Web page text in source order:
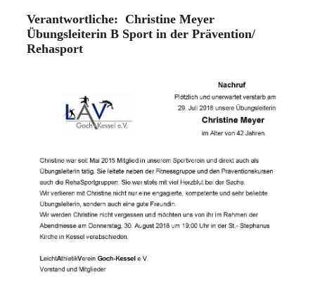
Verantwortliche: Christine Meyer
Übungsleiterin B Sport in der Prävention/
Rehasport